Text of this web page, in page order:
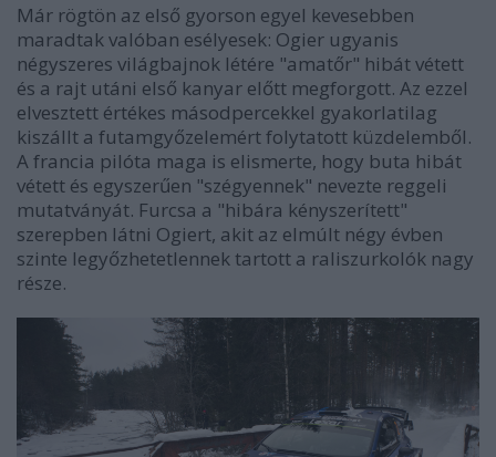
Már rögtön az első gyorson egyel kevesebben
maradtak valóban esélyesek: Ogier ugyanis
négyszeres világbajnok létére "amatőr" hibát vétett
és a rajt utáni első kanyar előtt megforgott. Az ezzel
elvesztett értékes másodpercekkel gyakorlatilag
kiszállt a futamgyőzelemért folytatott küzdelemből.
A francia pilóta maga is elismerte, hogy buta hibát
vétett és egyszerűen "szégyennek" nevezte reggeli
mutatványát. Furcsa a "hibára kényszerített"
szerepben látni Ogiert, akit az elmúlt négy évben
szinte legyőzhetetlennek tartott a raliszurkolók nagy
része.